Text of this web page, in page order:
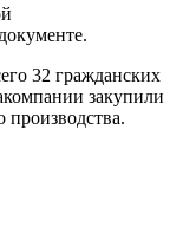
32 гражданских
закупили
производства.